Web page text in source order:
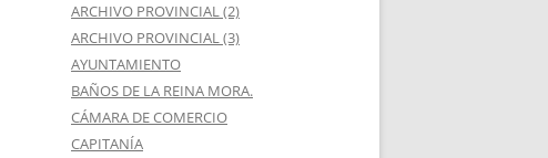
ARCHIVO PROVINCIAL (2)
ARCHIVO PROVINCIAL (3)
AYUNTAMIENTO
BAÑOS DE LA REINA MORA.
CÁMARA DE COMERCIO
CAPITANÍA